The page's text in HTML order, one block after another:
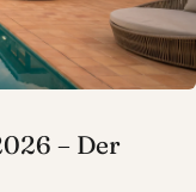
– Der